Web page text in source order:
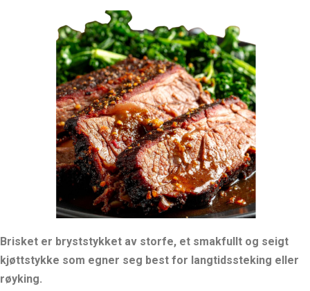
Brisket er bryststykket av storfe, et smakfullt og seigt
kjøttstykke som egner seg best for langtidssteking eller
røyking.